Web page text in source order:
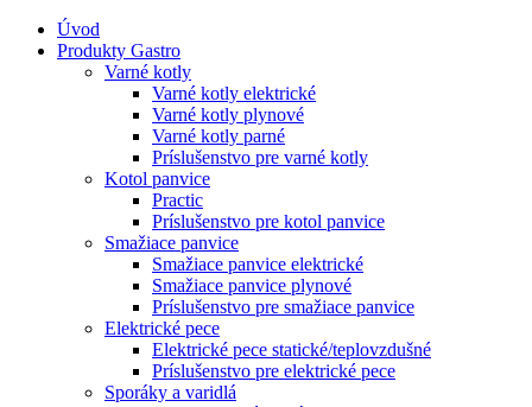
Úvod
Produkty Gastro
Varné kotly
Varné kotly elektrické
Varné kotly plynové
Varné kotly parné
Príslušenstvo pre varné kotly
Kotol panvice
Practic
Príslušenstvo pre kotol panvice
Smažiace panvice
Smažiace panvice elektrické
Smažiace panvice plynové
Príslušenstvo pre smažiace panvice
Elektrické pece
Elektrické pece statické/teplovzdušné
Príslušenstvo pre elektrické pece
Sporáky a varidlá